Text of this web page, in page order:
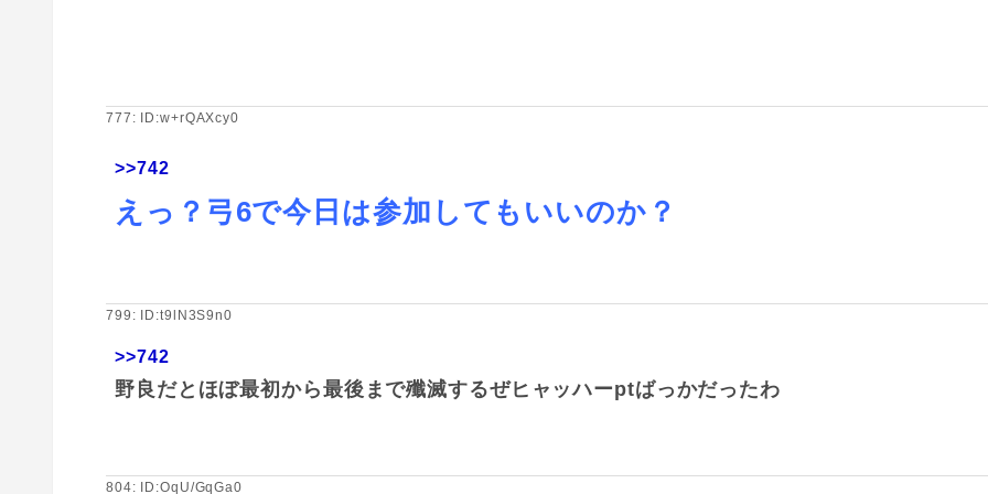
777: ID:w+rQAXcy0
>>742
えっ？弓6で今日は参加してもいいのか？
799: ID:t9lN3S9n0
>>742
野良だとほぼ最初から最後まで殲滅するぜヒャッハーptばっかだったわ
804: ID:OqU/GqGa0